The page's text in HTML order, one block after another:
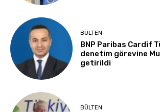
BÜLTEN
BNP Paribas Cardif
denetim görevine
getirildi
BÜLTEN